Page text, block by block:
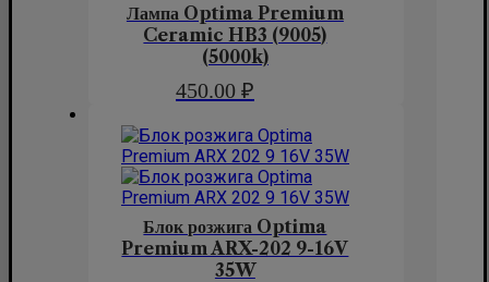
Лампа Optima Premium
Ceramic HB3 (9005)
(5000k)
450.00 ₽
Блок розжига Optima
Premium ARX-202 9-16V
35W